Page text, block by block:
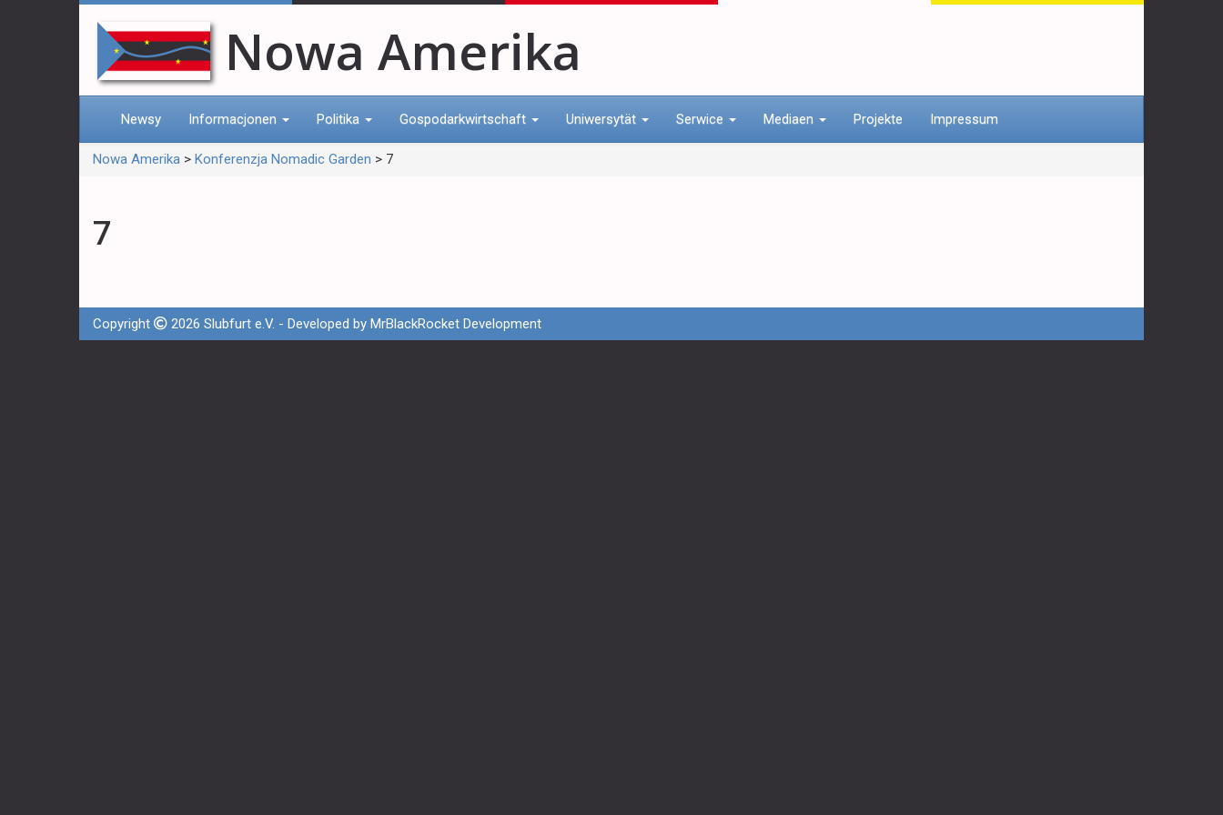
Nowa Amerika
Newsy Informacjonen Politika Gospodarkwirtschaft Uniwersytät Serwice Mediaen Projekte Impressum
Nowa Amerika > Konferenzja Nomadic Garden > 7
7
Copyright 2026 Slubfurt e.V. - Developed by MrBlackRocket Development